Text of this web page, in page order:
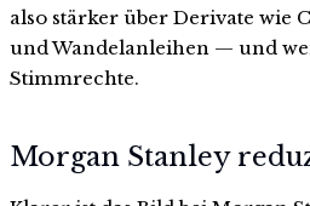
also stärker über Derivate wie
und Wandelanleihen — und
Stimmrechte.
Morgan Stanley